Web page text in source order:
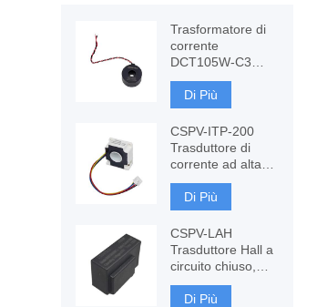
Trasformatore di
corrente
DCT105W-C3
120A con
immunità CC,
misurazione CT
Di Più
CSPV-ITP-200
Trasduttore di
corrente ad alta
precisione,
Fluxgate basato
su componenti
Di Più
CSPV-LAH
Trasduttore Hall a
circuito chiuso,
misura AC, DC
Di Più